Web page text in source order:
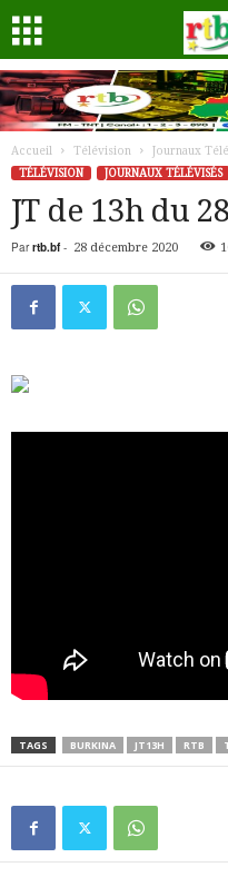
Accueil Télévision Journaux
TÉLÉVISION
JOURNAUX TÉLÉVISÉS
JT de 13h du
Par rtb.bf- 28 décembre 2020
TAGS BURKINA JT13H RTB